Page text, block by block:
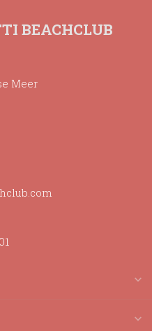
BEACHCLUB
Meer